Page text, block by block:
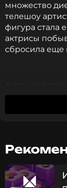
множество
телешоу
фигура стала
актрисы
сбросила еще
Актриса
Поклонники
просто тает на
Ранее мы